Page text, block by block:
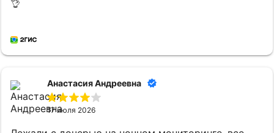
Анастасия Андреевна
17 июля 2026